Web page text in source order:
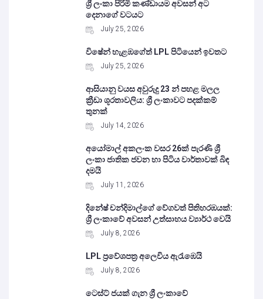
ශ්‍රී ලංකා පිරිමි කණ්ඩායම අවසන් අට
දෙනාගේ වටයට
July 25, 2026
විෂේන් හැළඹගේත් LPL පිටියෙන් ඉවතට
July 25, 2026
ආසියානු වයස අවුරුදු 23 න් පහළ මලල
ක්‍රීඩා ශූරතාවලිය: ශ්‍රී ලංකාවට පදක්කම්
තුනක්
July 14, 2026
අයෝමාල් අකලංක වසර 26ක් පැරණි ශ්‍රී
ලංකා ජාතික ජවන හා පිටිය වාර්තාවක් බිඳ
දමයි
July 11, 2026
දිනේෂ් චන්දිමාල්ගේ වේගවත් පිතිහරඹයක්:
ශ්‍රී ලංකාවේ අවසන් උත්සාහය ව්‍යාර්ථ වෙයි
July 8, 2026
LPL ප්‍රවේශපත්‍ර අලෙවිය ඇරැඹෙයි
July 8, 2026
ටෙස්ට් ජයක් ගැන ශ්‍රී ලංකාවේ